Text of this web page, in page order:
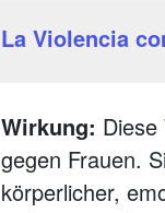
La Violencia
Wirkung:
gegen Frauen.
körperlicher,